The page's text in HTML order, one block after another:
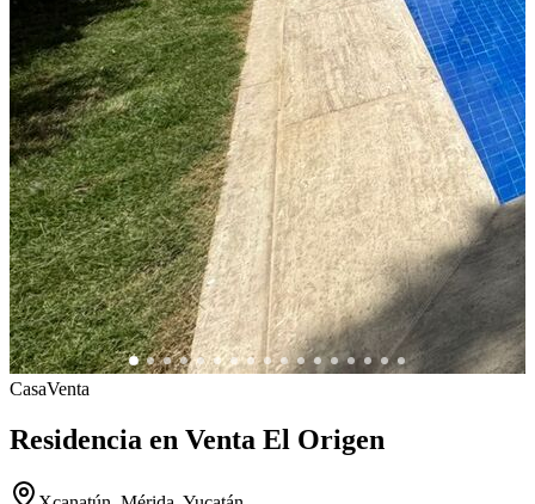
CasaVenta
Residencia en Venta El Origen